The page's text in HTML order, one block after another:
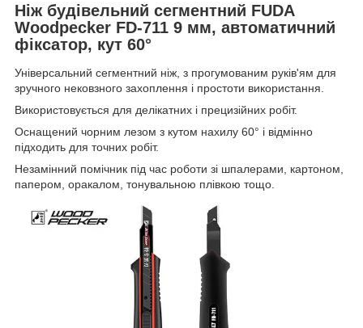
Ніж будівельний сегментний FUDA
Woodpecker FD-711 9 мм, автоматичний
фіксатор, кут 60°
Універсальний сегментний ніж, з прогумованим руків'ям для
зручного нековзного захоплення і простоти використання.
Використовується для делікатних і прецизійних робіт.
Оснащений чорним лезом з кутом нахилу 60° і відмінно
підходить для точних робіт.
Незамінний помічник під час роботи зі шпалерами, картоном,
папером, оракалом, тонувальною плівкою тощо.